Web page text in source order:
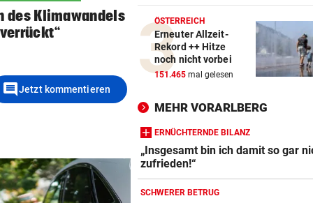
des Klimawandels
commentJetzt kommentieren
ÖSTERREICH
Erneuter Allzeit-
Rekord ++ Hitze
noch nicht vorbei
151.465 mal gelesen
MEHR VORARLBERG
ERNÜCHTERNDE BILANZ
„Insgesamt bin ich damit so gar
zufrieden!“
SCHWERER BETRUG